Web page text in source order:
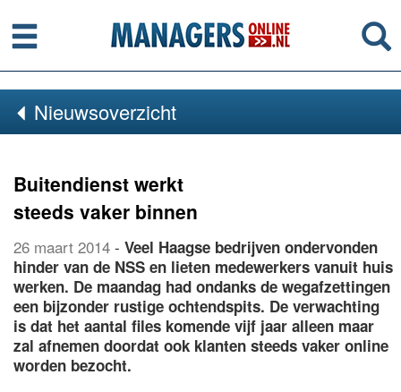
Menu
Nieuwsoverzicht
Buitendienst werkt
steeds vaker binnen
26 maart 2014 - Veel Haagse bedrijven ondervonden
hinder van de NSS en lieten medewerkers vanuit huis
werken. De maandag had ondanks de wegafzettingen
een bijzonder rustige ochtendspits. De verwachting
is dat het aantal files komende vijf jaar alleen maar
zal afnemen doordat ook klanten steeds vaker online
worden bezocht.